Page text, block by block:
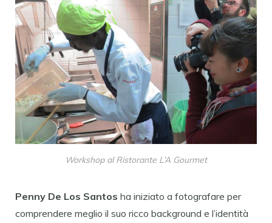
Workshop al Ristorante L’A Gourmet
Penny De Los Santos ha iniziato a fotografare per
comprendere meglio il suo ricco background e l’identità